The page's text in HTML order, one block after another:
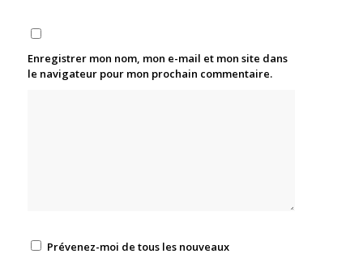
Enregistrer mon nom, mon e-mail et mon site dans
le navigateur pour mon prochain commentaire.
Prévenez-moi de tous les nouveaux